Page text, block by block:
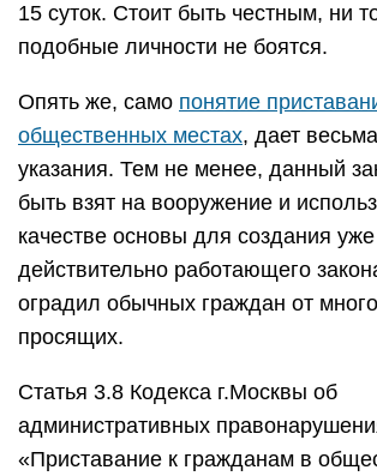
15 суток. Стоит быть честным, ни
подобные личности не боятся.
Опять же, само понятие
общественных местах, дает
указания. Тем не менее, данный
быть взят на вооружение и
качестве основы для создания уже
действительно работающего
оградил обычных граждан от
просящих.
Статья 3.8 Кодекса г.Москвы об
административных
«Приставание к гражданам в